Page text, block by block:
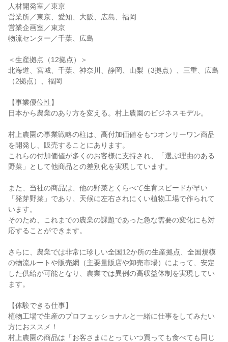
人材開発室／東京
営業所／東京、愛知、大阪、広島、福岡
営業企画室／東京
物流センター／千葉、広島
＜生産拠点（12拠点）＞
北海道、宮城、千葉、神奈川、静岡、山梨（3拠点）、三重、広島
（2拠点）、福岡
【事業優位性】
日本から農業のあり方を変える。村上農園のビジネスモデル。
村上農園の事業戦略の柱は、高付加価値をもつオンリーワン商品
を開発し、販売することにあります。
これらの付加価値が多くのお客様に支持され、「選ぶ理由のある
野菜」として他商品との差別化を実現しています。
また、当社の商品は、他の野菜とくらべて生育スピードが早い
「発芽野菜」であり、天候に左右されにくい植物工場で作られて
います。
そのため、これまでの農業の課題であった急な需要の変化にも対
応することができます。
さらに、農業では非常に珍しい全国12か所の生産拠点、全国規模
の物流ルートや販売網（主要量販店や卸売市場）によって、安定
した供給が可能となり、農業では異例の高収益体制を実現してい
ます。
【体験できる仕事】
植物工場で生産のプロフェッショナルと一緒に仕事をしてみたい
方におススメ！
村上農園の商品は「お客さまにとっていつ買っても食べても同じ